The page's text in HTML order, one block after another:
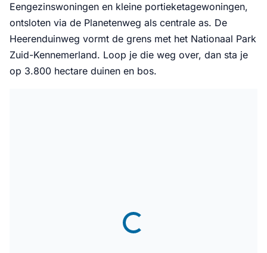
Eengezinswoningen en kleine portieketagewoningen,
ontsloten via de Planetenweg als centrale as. De
Heerenduinweg vormt de grens met het Nationaal Park
Zuid-Kennemerland. Loop je die weg over, dan sta je
op 3.800 hectare duinen en bos.